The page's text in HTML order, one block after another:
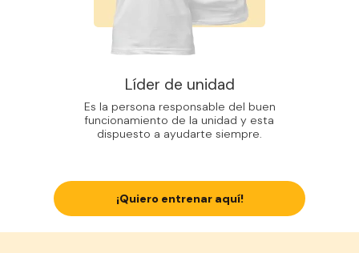
Líder de unidad
Es la persona responsable del buen
funcionamiento de la unidad y esta
dispuesto a ayudarte siempre.
¡Quiero entrenar aquí!